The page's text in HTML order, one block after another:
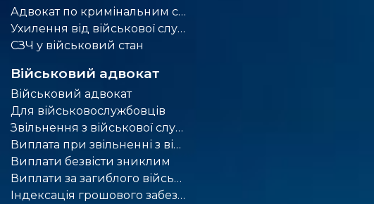
Адвокат по кримінальним справам
Ухилення від військової служби
СЗЧ у військовий стан
Військовий адвокат
Військовий адвокат
Для військовослужбовців
Звільнення з військової служби
Виплата при звільненні з військової служби
Виплати безвісти зниклим
Виплати за загиблого військового
Індексація грошового забезпечення військовослужбовців